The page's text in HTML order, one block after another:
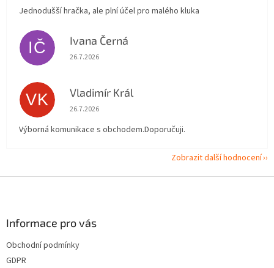
Jednodušší hračka, ale plní účel pro malého kluka
IČ Ivana Černá
Hodnocení obchodu je 5 z 5 hvězdiček.
26.7.2026
VK Vladimír Král
Hodnocení obchodu je 5 z 5 hvězdiček.
26.7.2026
Výborná komunikace s obchodem.Doporučuji.
Zobrazit další hodnocení
Informace pro vás
Obchodní podmínky
GDPR